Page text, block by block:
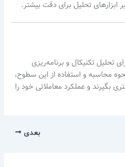
ابزارهای تحلیل برای دقت بیشتر.
تحلیل تکنیکال و برنامه‌ریزی
محاسبه و استفاده از این سطوح،
بگیرند و عملکرد معاملاتی خود را
بعدی